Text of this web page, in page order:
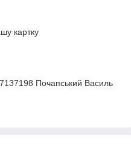
картку
Почапський Василь